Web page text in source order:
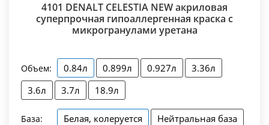
4101 DENALT CELESTIA NEW акриловая
суперпрочная гипоаллергенная краска с
микрогранулами уретана
Объем: 0.84л 0.899л 0.927л
3.36л
3.6л
3.7л 18.9л
База: Белая, колеруется
Нейтральная база